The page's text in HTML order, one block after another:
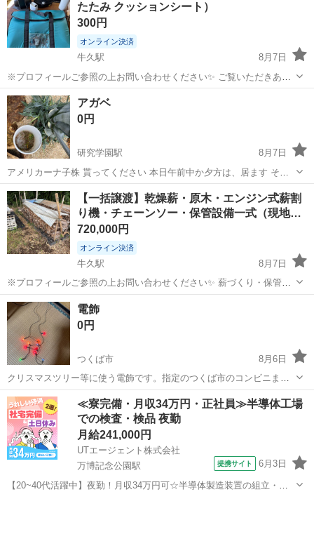
たたみ クッションシート）
300円
オンライン決済
牛久駅
8月7日
※プロフィールご参照の上お問い合わせください✨ ご覧いただきあり
がとうございます。 バッグとして荷物を運ぶことができ、広げるとふ
かふかのクッションマット・レジャーシートとして使える便利な
「SHEET MAT BAG」です。 ...
茨城 つくば市
アガベ
0円
研究学園駅
8月7日
アメリカーナ子株 貰ってください 本日午前中か夕方は、居ます その
他相談でお願いいたします
茨城 つくば市 研究学園駅 その他
【一括譲渡】乾燥薪・原木・エンジン式薪割
り機・チェーンソー・保管設備一式（現地…
720,000円
オンライン決済
牛久駅
8月7日
※プロフィールご参照の上お問い合わせください✨ 薪づくり・保管・
販売に使用していた機材および資材を一式まとめてお譲りいたしま
す。 薪ストーブユーザさんにもお勧めです✨ 写真はほんの一部です、
現地での実物確認（下見）も可能です...
茨城 つくば市
電飾
0円
つくば市
8月6日
クリスマスツリー等に使う電飾です。指定のつくば市のコンビニまで
取りに来てください
茨城 つくば市 その他 電飾
≪寮完備・月収34万円・正社員≫半導体工場
での検査・検品 夜勤
月給241,000円
UTエージェント株式会社
万博記念公園駅
提携サイト 6月3日
【20~40代活躍中】夜勤！月収34万円可☆半導体製造装置の組立・検